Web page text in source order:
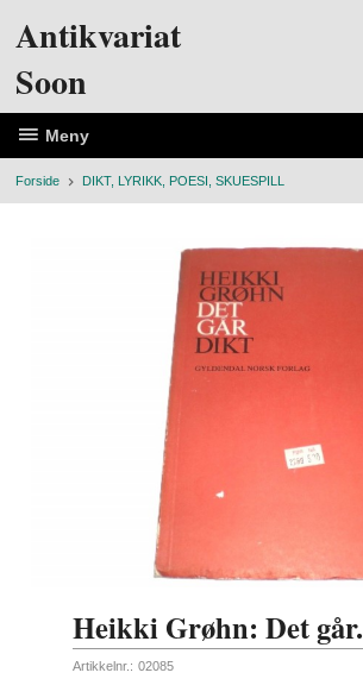
Antikvariat
Soon
Meny
Forside DIKT, LYRIKK, POESI, SKUESPILL
Heikki Grøhn: Det går.
Artikkelnr.: 02085